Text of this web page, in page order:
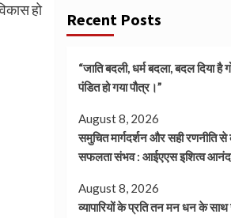
हो
Recent Posts
“जाति बदली, धर्म बदला, बदल दिया है
पंडित हो गया पौत्र।”
August 8, 2026
समुचित मार्गदर्शन और सही रणनीति से
सफलता संभव : आईएएस इशित्व आनंद
August 8, 2026
व्यापारियों के प्रति तन मन धन के